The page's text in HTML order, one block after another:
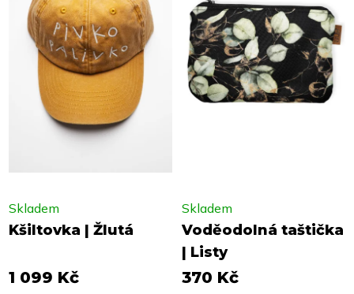
Kšiltovka | Žlutá
Skladem
1 099 Kč
Voděodolná taštička
| Listy
Skladem
370 Kč